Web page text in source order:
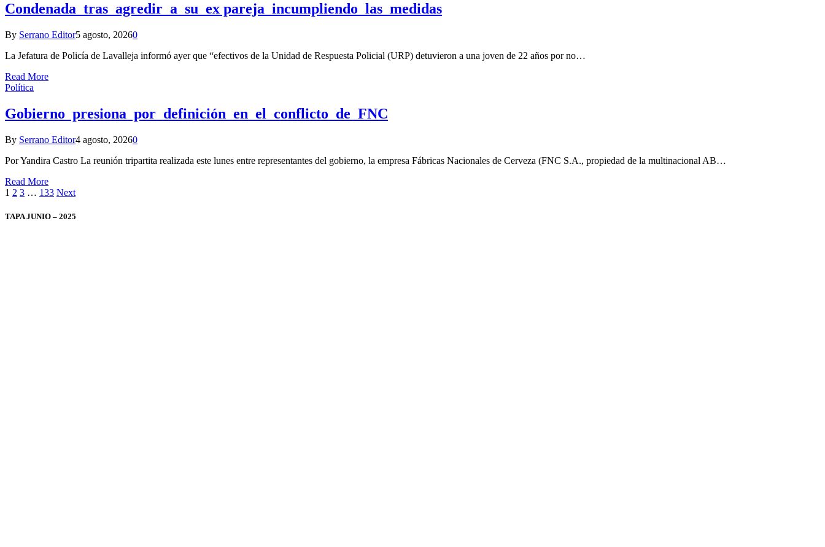
Condenada tras agredir a su ex pareja incumpliendo las medidas
By Serrano Editor5 agosto, 20260
La Jefatura de Policía de Lavalleja informó ayer que “efectivos de la Unidad de Respuesta Policial (URP) detuvieron a una joven de 22 años por no…
Read More
Política
Gobierno presiona por definición en el conflicto de FNC
By Serrano Editor4 agosto, 20260
Por Yandira Castro La reunión tripartita realizada este lunes entre representantes del gobierno, la empresa Fábricas Nacionales de Cerveza (FNC S.A., propiedad de la multinacional AB…
Read More
1 2 3 … 133 Next
TAPA JUNIO – 2025